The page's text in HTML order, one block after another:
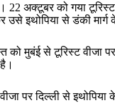
22 अक्टूबर को गया टूरिस्ट
इथोपिया से डंकी
को मुबंई से टूरिस्ट
पर दिल्ली से